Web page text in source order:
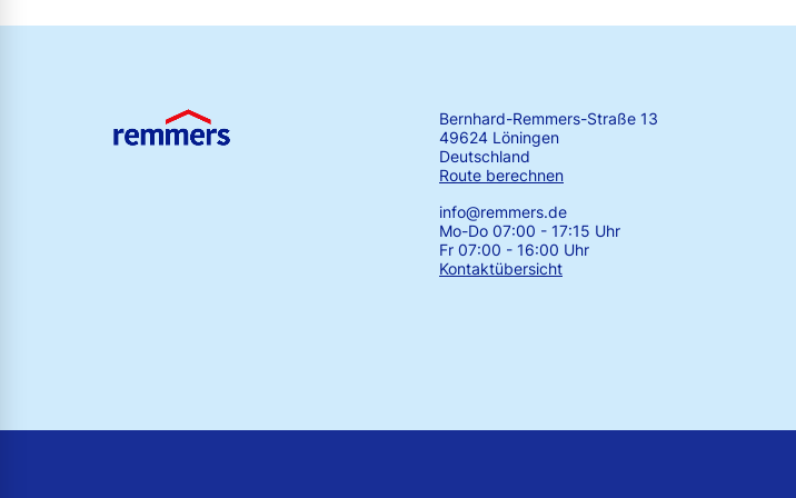
Bernhard-Remmers-Straße 13
49624 Löningen
Deutschland
Route berechnen
info@remmers.de
Mo-Do 07:00 - 17:15 Uhr
Fr 07:00 - 16:00 Uhr
Kontaktübersicht